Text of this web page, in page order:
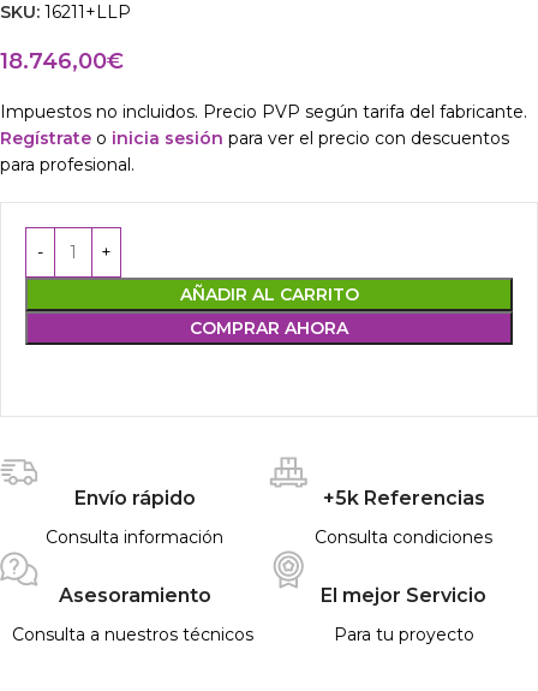
SKU: 16211+LLP
18.746,00€
Impuestos no incluidos. Precio PVP según tarifa del fabricante.
Regístrate o inicia sesión para ver el precio con descuentos
para profesional.
AÑADIR AL CARRITO
COMPRAR AHORA
Envío rápido
Consulta información
+5k Referencias
Consulta condiciones
Asesoramiento
Consulta a nuestros técnicos
El mejor Servicio
Para tu proyecto